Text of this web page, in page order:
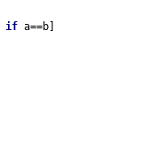
if a==b]